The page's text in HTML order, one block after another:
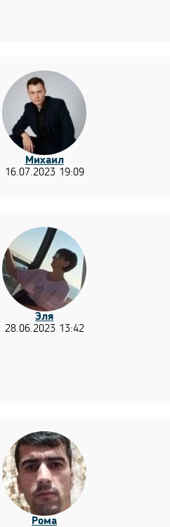
Михаил
16.07.2023 19:09
Эля
28.06.2023 13:42
Рома